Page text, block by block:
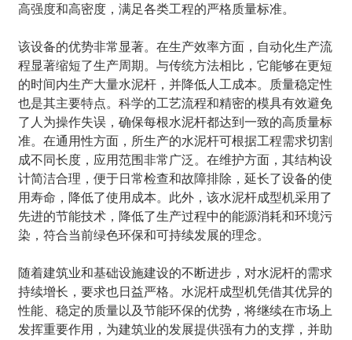
高强度和高密度，满足各类工程的严格质量标准。
该设备的优势非常显著。在生产效率方面，自动化生产流
程显著缩短了生产周期。与传统方法相比，它能够在更短
的时间内生产大量水泥杆，并降低人工成本。质量稳定性
也是其主要特点。科学的工艺流程和精密的模具有效避免
了人为操作失误，确保每根水泥杆都达到一致的高质量标
准。在通用性方面，所生产的水泥杆可根据工程需求切割
成不同长度，应用范围非常广泛。在维护方面，其结构设
计简洁合理，便于日常检查和故障排除，延长了设备的使
用寿命，降低了使用成本。此外，该水泥杆成型机采用了
先进的节能技术，降低了生产过程中的能源消耗和环境污
染，符合当前绿色环保和可持续发展的理念。
随着建筑业和基础设施建设的不断进步，对水泥杆的需求
持续增长，要求也日益严格。水泥杆成型机凭借其优异的
性能、稳定的质量以及节能环保的优势，将继续在市场上
发挥重要作用，为建筑业的发展提供强有力的支撑，并助